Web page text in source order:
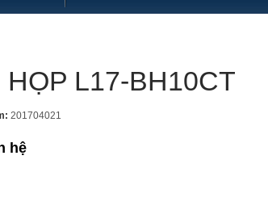
HỌP L17-BH10CT
201704021
hệ